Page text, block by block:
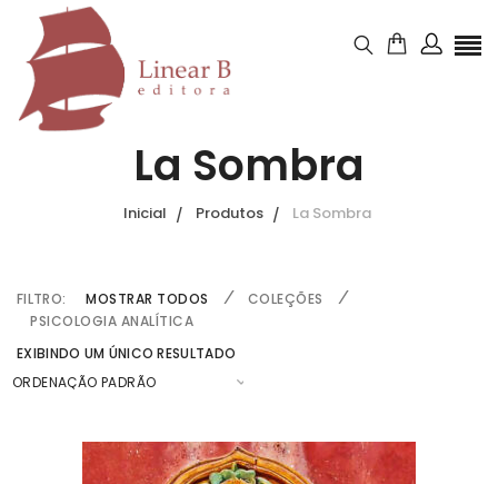
La Sombra
Inicial Produtos La Sombra
FILTRO: MOSTRAR TODOS
COLEÇÕES
PSICOLOGIA ANALÍTICA
EXIBINDO UM ÚNICO RESULTADO